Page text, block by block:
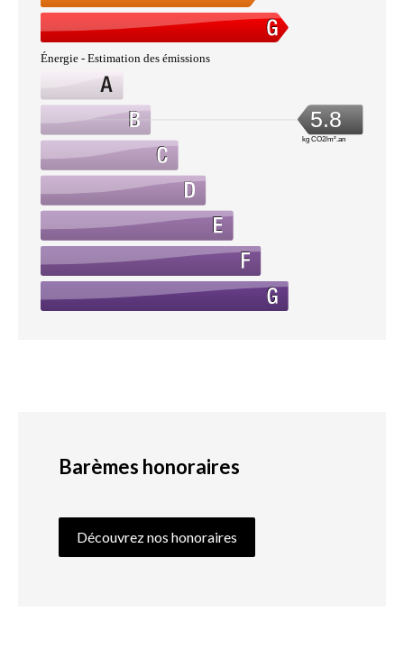
Énergie - Estimation des émissions
5.8
kg CO2/m².an
Barèmes honoraires
Découvrez nos honoraires